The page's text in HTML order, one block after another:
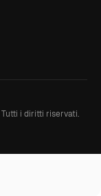
Tutti i diritti riservati.